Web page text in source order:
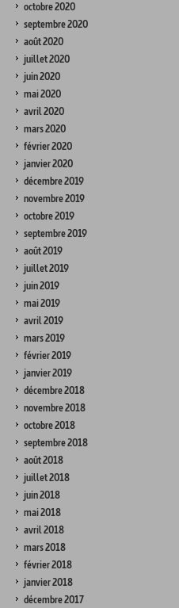
octobre 2020
septembre 2020
août 2020
juillet 2020
juin 2020
mai 2020
avril 2020
mars 2020
février 2020
janvier 2020
décembre 2019
novembre 2019
octobre 2019
septembre 2019
août 2019
juillet 2019
juin 2019
mai 2019
avril 2019
mars 2019
février 2019
janvier 2019
décembre 2018
novembre 2018
octobre 2018
septembre 2018
août 2018
juillet 2018
juin 2018
mai 2018
avril 2018
mars 2018
février 2018
janvier 2018
décembre 2017